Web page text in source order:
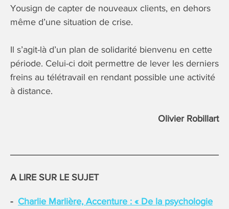
Yousign de capter de nouveaux clients, en dehors
même d’une situation de crise.
Il s’agit-là d’un plan de solidarité bienvenu en cette
période. Celui-ci doit permettre de lever les derniers
freins au télétravail en rendant possible une activité
à distance.
Olivier Robillart
A LIRE SUR LE SUJET
Charlie Marlière, Accenture : « De la psychologie